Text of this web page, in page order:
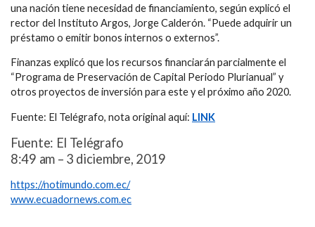
una nación tiene necesidad de financiamiento, según explicó el
rector del Instituto Argos, Jorge Calderón. “Puede adquirir un
préstamo o emitir bonos internos o externos”.
Finanzas explicó que los recursos financiarán parcialmente el
“Programa de Preservación de Capital Periodo Plurianual” y
otros proyectos de inversión para este y el próximo año 2020.
Fuente: El Telégrafo, nota original aquí: LINK
Fuente: El Telégrafo
8:49 am – 3 diciembre, 2019
https://notimundo.com.ec/
www.ecuadornews.com.ec